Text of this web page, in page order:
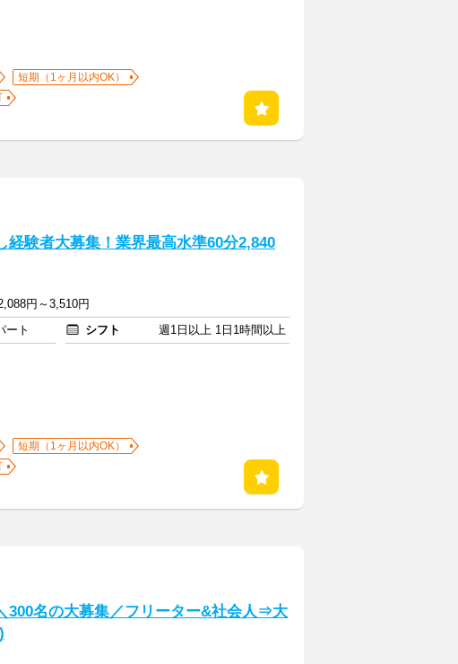
短期（1ヶ月以内OK）
経験者大募集！業界最高水準60分2,840
円～3,510円
ート シフト
週1日以上 1日1時間以上
短期（1ヶ月以内OK）
300名の大募集／フリーター&社会人⇒大